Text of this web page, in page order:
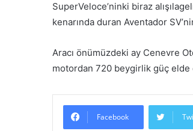
SuperVeloce’ninki biraz
kenarında duran Aventador
Aracı önümüzdeki ay Cenevre
motordan 720 beygirlik güç elde
Facebook